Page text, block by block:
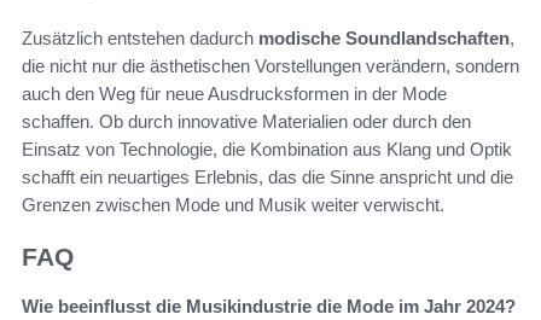
Zusätzlich entstehen dadurch modische Soundlandschaften,
die nicht nur die ästhetischen Vorstellungen verändern, sondern
auch den Weg für neue Ausdrucksformen in der Mode
schaffen. Ob durch innovative Materialien oder durch den
Einsatz von Technologie, die Kombination aus Klang und Optik
schafft ein neuartiges Erlebnis, das die Sinne anspricht und die
Grenzen zwischen Mode und Musik weiter verwischt.
FAQ
Wie beeinflusst die Musikindustrie die Mode im Jahr 2024?